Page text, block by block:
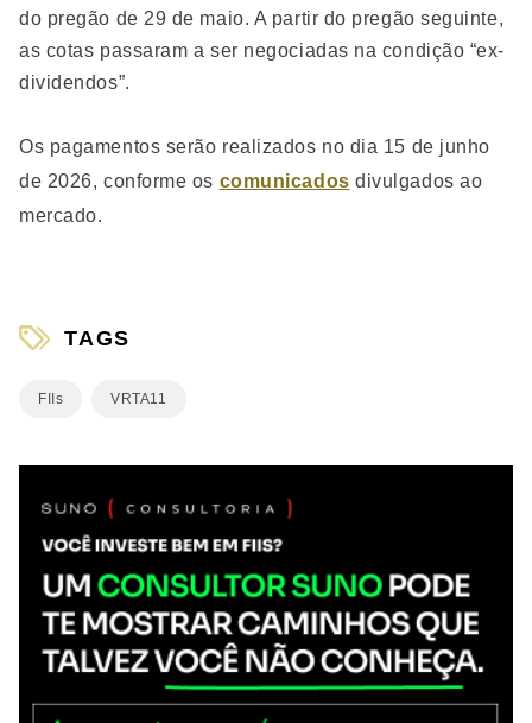
do pregão de 29 de maio. A partir do pregão seguinte,
as cotas passaram a ser negociadas na condição “ex-
dividendos”.
Os pagamentos serão realizados no dia 15 de junho
de 2026, conforme os comunicados divulgados ao
mercado.
TAGS
FIIs VRTA11